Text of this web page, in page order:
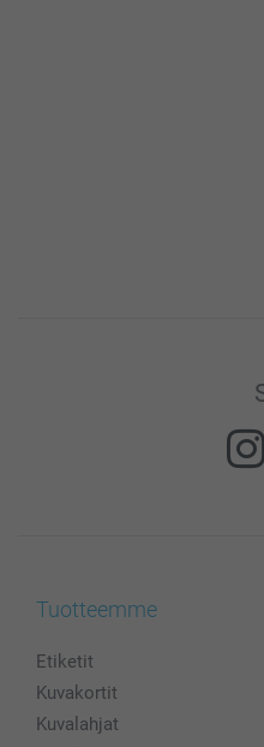
Tuotteemme
Etiketit
Kuvakortit
Kuvalahjat